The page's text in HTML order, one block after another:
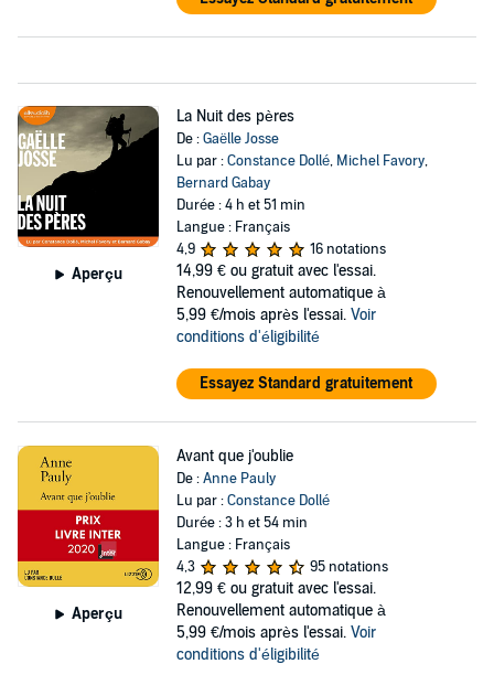
Aperçu
La Nuit des pères
De :Gaëlle Josse
Lu par :Constance Dollé, Michel Favory,
Bernard Gabay
Durée : 4 h et 51 min
Langue : Français
4,9
16 notations
14,99 € ou gratuit avec l'essai.
Renouvellement automatique à
5,99 €/mois après l'essai. Voir
conditions d'éligibilité
Essayez Standard gratuitement
Aperçu
Avant que j'oublie
De :Anne Pauly
Lu par :Constance Dollé
Durée : 3 h et 54 min
Langue : Français
4,3
95 notations
12,99 € ou gratuit avec l'essai.
Renouvellement automatique à
5,99 €/mois après l'essai. Voir
conditions d'éligibilité